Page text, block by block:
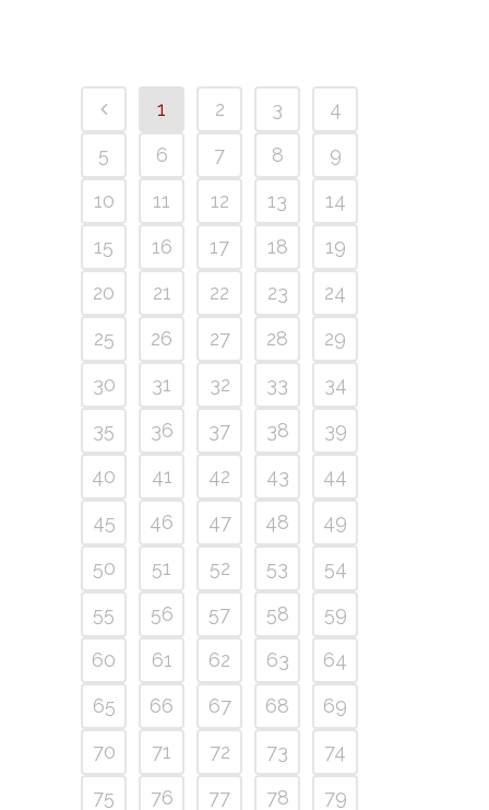
1 2 3
4
5
6 7 8
9
10
11 12 13
14
15
16 17 18
19
20
21 22 23
24
25
26 27 28
29
30
31 32 33
34
35
36 37 38
39
40
41 42 43
44
45
46 47 48
49
50
51 52 53
54
55
56 57 58
59
60
61 62 63
64
65
66 67 68
69
70
71 72 73
74
75
76 77 78
79